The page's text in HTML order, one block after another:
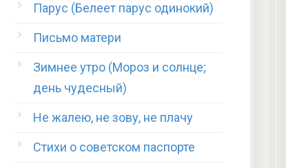
Парус (Белеет парус одинокий)
Письмо матери
Зимнее утро (Мороз и солнце;
день чудесный)
Не жалею, не зову, не плачу
Стихи о советском паспорте